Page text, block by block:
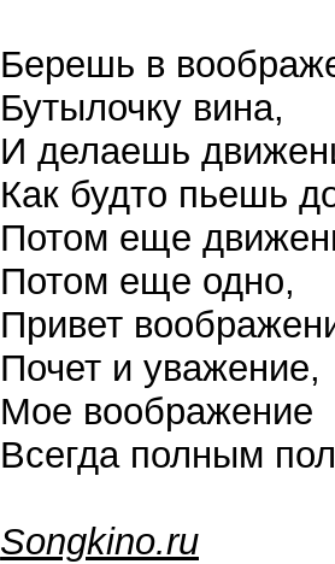
Берешь в
Бутылочку вина,
И делаешь
Как будто пьешь
Потом еще
Потом еще одно,
Привет
Почет и уважение,
Мое воображение
Всегда полным
Songkino.ru